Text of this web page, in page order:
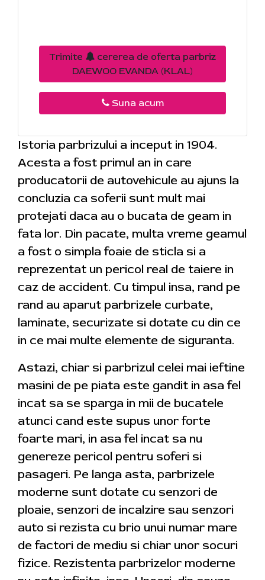
Trimite
cererea de oferta parbriz
DAEWOO EVANDA (KLAL)
Suna acum
Istoria parbrizului a inceput in 1904.
Acesta a fost primul an in care
producatorii de autovehicule au ajuns la
concluzia ca soferii sunt mult mai
protejati daca au o bucata de geam in
fata lor. Din pacate, multa vreme geamul
a fost o simpla foaie de sticla si a
reprezentat un pericol real de taiere in
caz de accident. Cu timpul insa, rand pe
rand au aparut parbrizele curbate,
laminate, securizate si dotate cu din ce
in ce mai multe elemente de siguranta.
Astazi, chiar si parbrizul celei mai ieftine
masini de pe piata este gandit in asa fel
incat sa se sparga in mii de bucatele
atunci cand este supus unor forte
foarte mari, in asa fel incat sa nu
genereze pericol pentru soferi si
pasageri. Pe langa asta, parbrizele
moderne sunt dotate cu senzori de
ploaie, senzori de incalzire sau senzori
auto si rezista cu brio unui numar mare
de factori de mediu si chiar unor socuri
fizice. Rezistenta parbrizelor moderne